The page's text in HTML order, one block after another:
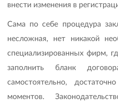
внести изменения в
Сама по себе процедура
несложная, нет никакой
специализированных фирм,
заполнить бланк
самостоятельно,
моментов.